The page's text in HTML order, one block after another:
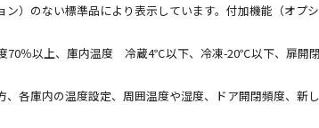
）のない標準品により表示しています。付加機能（オプ
70％以上、庫内温度 冷蔵4℃以下、冷凍-20℃以下、扉開
各庫内の温度設定、周囲温度や湿度、ドア開閉頻度、新